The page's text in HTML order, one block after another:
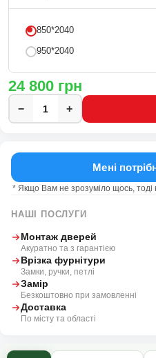
850*2040
950*2040
24 800 грн
− +
Мені
* Якщо Вам не зрозуміло щось, тоді
НАШІ ПОСЛУГИ
Монтаж дверей
Акуратно та з гарантією
Врізка фурнітури
Замки, ручки, петлі
Замір
Безкоштовно при замовленні
Доставка
По місту та області